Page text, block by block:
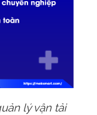
lý vận tải